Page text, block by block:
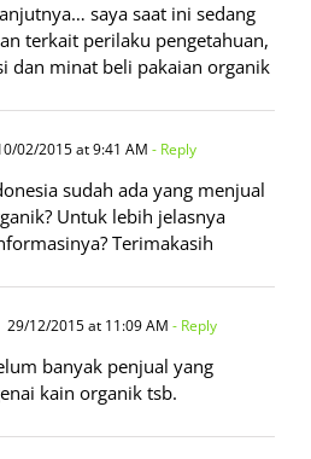
saya saat ini sedang
terkait perilaku pengetahuan,
dan minat beli pakaian organik
02/2015 at 9:41 AM - Reply
sudah ada yang menjual
Untuk lebih jelasnya
Terimakasih
29/12/2015 at 11:09 AM - Reply
banyak penjual yang
kain organik tsb.